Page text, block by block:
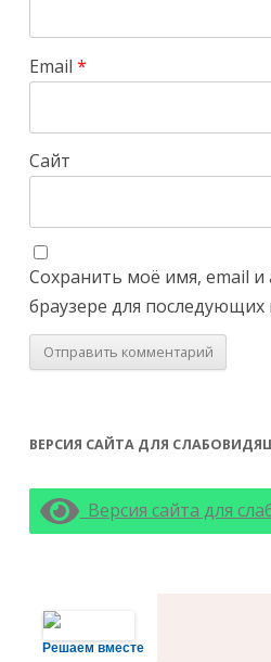
Email*
Сайт
Сохранить моё имя, email и
браузере для
ВЕРСИЯ САЙТА ДЛЯ
Версия сайта для
Решаем вместе